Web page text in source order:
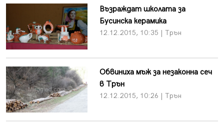
Възраждат школата за
Бусинска керамика
12.12.2015, 10:35 | Трън
Обвиниха мъж за незаконна сеч
в Трън
12.12.2015, 10:26 | Трън